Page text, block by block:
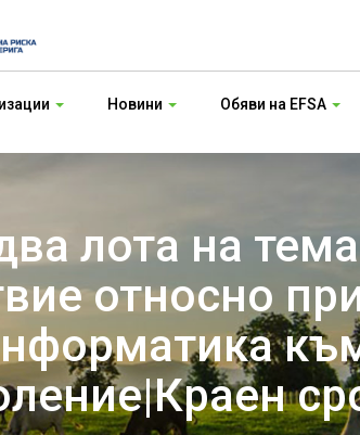
Новини Обяви на EFSA
лота на
относно